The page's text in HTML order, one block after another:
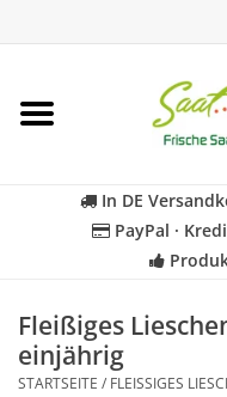
Startseite
Kräuter
BIO
In DE
PayPal ·
Fleißiges
einjährig
STARTSEITE / FLEISSIGES